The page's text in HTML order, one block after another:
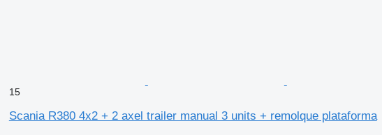
15
Scania R380 4x2 + 2 axel trailer manual 3 units + remolque plataforma